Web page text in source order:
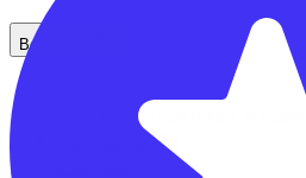
Bekijk ook
Fiets leasen? Bereken je kosten
Fietsplan 2026